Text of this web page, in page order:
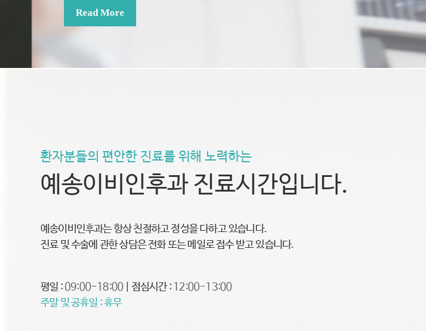
Read More
환자분들의 편안한 진료를 위해 노력하는
예송이비인후과 진료시간입니다.
예송이비인후과는 항상 친절하고 정성을 다하고 있습니다.
진료 및 수술에 관한 상담은 전화 또는 메일로 접수 받고 있습니다.
평일 :09:00-18:00 | 점심시간 : 12:00-13:00
주말 및 공휴일 : 휴무